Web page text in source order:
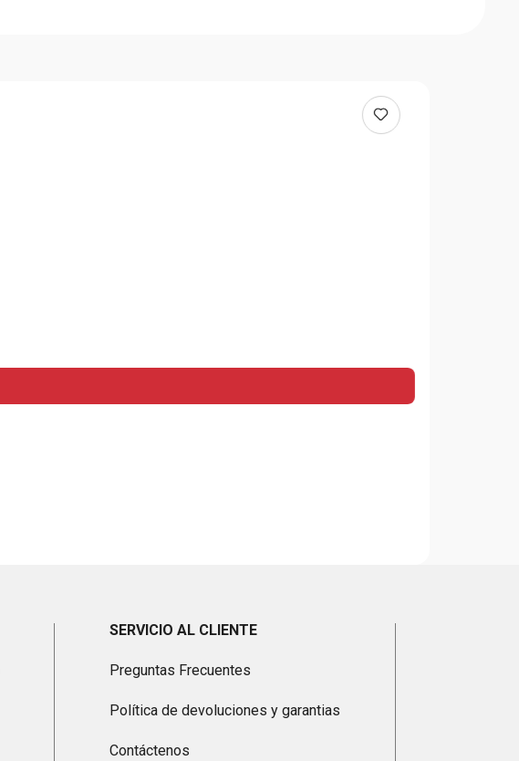
SERVICIO AL CLIENTE
Preguntas Frecuentes
Política de devoluciones y garantias
Contáctenos